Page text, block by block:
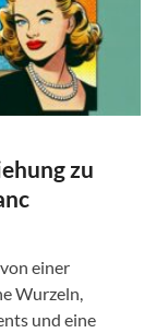
zu
einer
Wurzeln,
und eine